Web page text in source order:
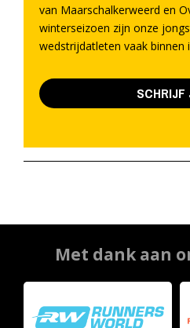
van Maarschalkerweerd en
winterseizoen zijn onze
wedstrijdatleten vaak binnen
SCHRIJF
Met dank aan